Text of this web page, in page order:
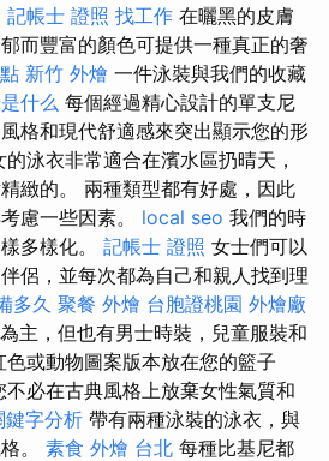
記帳士 證照 找工作 在曬黑的皮膚
而豐富的顏色可提供一種真正的奢
新竹 外燴 一件泳裝與我們的收藏
什么 每個經過精心設計的單支尼
格和現代舒適感來突出顯示您的形
泳衣非常適合在濱水區扔晴天，
緻的。 兩種類型都有好處，因此
慮一些因素。 local seo 我們的時
多樣化。 記帳士 證照 女士們可以
侶，並每次都為自己和親人找到理
多久 聚餐 外燴 台胞證桃園 外燴廠
主，但也有男士時裝，兒童服裝和
或動物圖案版本放在您的籃子
不必在古典風格上放棄女性氣質和
字分析 帶有兩種泳裝的泳衣，與
。 素食 外燴 台北 每種比基尼都